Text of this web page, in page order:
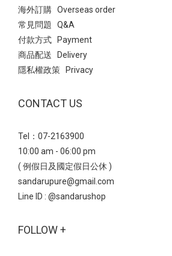
海外訂購 Overseas order
常見問題 Q&A
付款方式 Payment
商品配送 Delivery
隱私權政策 Privacy
CONTACT US
Tel：07-2163900
10:00 am - 06:00 pm
( 例假日及國定假日公休 )
sandarupure@gmail.com
Line ID : @sandarushop
FOLLOW +